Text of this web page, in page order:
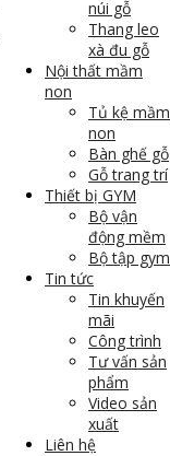
núi gỗ
Thang leo
xà đu gỗ
Nội thất mầm
non
Tủ kệ mầm
non
Bàn ghế gỗ
Gỗ trang trí
Thiết bị GYM
Bộ vận
động mềm
Bộ tập gym
Tin tức
Tin khuyến
mãi
Công trình
Tư vấn sản
phẩm
Video sản
xuất
Liên hệ